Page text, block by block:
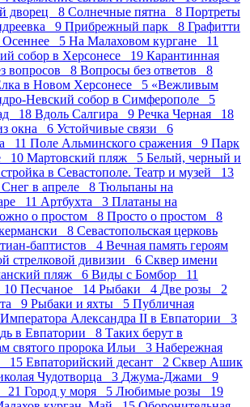
дворец 8 Солнечные пятна 8 Портреты
9 Прибрежный парк 8 Графитти
Осеннее 5 На Малаховом кургане 11
собор в Херсонесе 19 Карантинная
вопросов 8 Вопросы без ответов 8
в Новом Херсонесе 5 «Вежливым
Невский собор в Симферополе 5
18 Вдоль Салгира 9 Речка Черная 18
окна 6 Устойчивые связи 6
11 Поле Альминского сражения 9 Парк
10 Мартовский пляж 5 Белый, черный и
в Севастополе. Театр и музей 13
Снег в апреле 8 Тюльпаны на
11 Артбухта 3 Платаны на
о простом 8 Просто о простом 8
8 Севастопольская церковь
баптистов 4 Вечная память героям
стрелковой дивизии 6 Сквер имени
пляж 6 Виды с Бомбор 11
10 Песчаное 14 Рыбаки 4 Две розы 2
9 Рыбаки и яхты 5 Публичная
Александра II в Евпатории 3
в Евпатории 8 Таких берут в
святого пророка Ильи 3 Набережная
15 Евпаторийский десант 2 Сквер Ашик
Чудотворца 3 Джума-Джами 9
21 Город у моря 5 Любимые розы 19